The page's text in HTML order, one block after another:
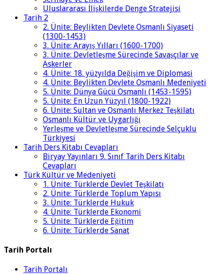
Uluslararası İlişkilerde Denge Stratejisi
Tarih 2
2. Ünite: Beylikten Devlete Osmanlı Siyaseti
(1300-1453)
3. Ünite: Arayış Yılları (1600-1700)
3. Ünite: Devletleşme Sürecinde Savaşçılar ve
Askerler
4. Ünite: 18. yüzyılda Değişim ve Diplomasi
4. Ünite: Beylikten Devlete Osmanlı Medeniyeti
5. Ünite: Dünya Gücü Osmanlı (1453-1595)
5. Ünite: En Uzun Yüzyıl (1800-1922)
6. Ünite: Sultan ve Osmanlı Merkez Teşkilatı
Osmanlı Kültür ve Uygarlığı
Yerleşme ve Devletleşme Sürecinde Selçuklu
Türkiyesi
Tarih Ders Kitabı Cevapları
Biryay Yayınları 9. Sınıf Tarih Ders Kitabı
Cevapları
Türk Kültür ve Medeniyeti
1. Ünite: Türklerde Devlet Teşkilatı
2. Ünite: Türklerde Toplum Yapısı
3. Ünite: Türklerde Hukuk
4. Ünite: Türklerde Ekonomi
5. Ünite: Türklerde Eğitim
6. Ünite: Türklerde Sanat
Tarih Portalı
Tarih Portalı